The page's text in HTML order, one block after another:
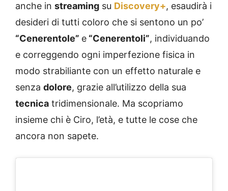
anche in streaming su Discovery+, esaudirà i
desideri di tutti coloro che si sentono un po’
“Cenerentole” e “Cenerentoli”, individuando
e correggendo ogni imperfezione fisica in
modo strabiliante con un effetto naturale e
senza dolore, grazie all’utilizzo della sua
tecnica tridimensionale. Ma scopriamo
insieme chi è Ciro, l’età, e tutte le cose che
ancora non sapete.